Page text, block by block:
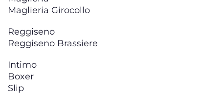
Maglieria Girocollo
Reggiseno
Reggiseno Brassiere
Intimo
Boxer
Slip